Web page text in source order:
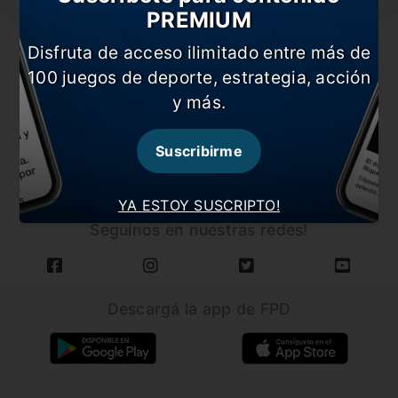
CARGAR MÁS NOTICIAS
Seguínos en nuestras redes!
YA ESTOY SUSCRIPTO!
PREMIUM
Disfruta de acceso ilimitado entre más de
100 juegos de deporte, estrategia, acción
y más.
Suscribirme